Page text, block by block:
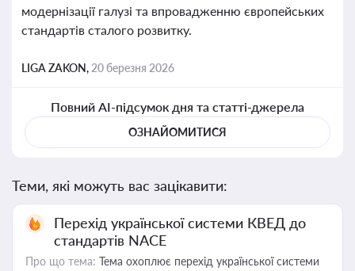
модернізації галузі та впровадженню європейських
стандартів сталого розвитку.
LIGA ZAKON, 20 березня 2026
Повний AI-підсумок дня та статті-джерела
ОЗНАЙОМИТИСЯ
Теми, які можуть вас зацікавити:
Перехід української системи КВЕД до
стандартів NACE
Про що тема: Тема охоплює перехід української системи